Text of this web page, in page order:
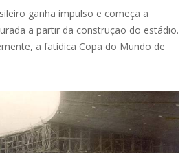
ganha impulso e começa a
a partir da construção do estádio.
a fatídica Copa do Mundo de